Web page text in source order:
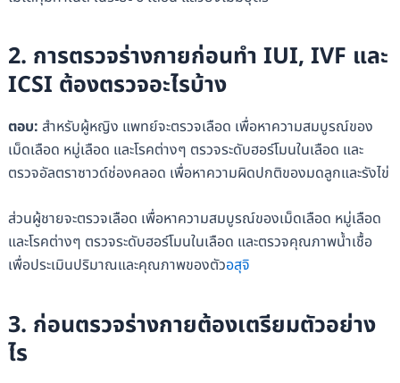
2. การตรวจร่างกายก่อนทำ IUI, IVF และ
ICSI ต้องตรวจอะไรบ้าง
ตอบ: สำหรับผู้หญิง แพทย์จะตรวจเลือด เพื่อหาความสมบูรณ์ของ
เม็ดเลือด หมู่เลือด และโรคต่างๆ ตรวจระดับฮอร์โมนในเลือด และ
ตรวจอัลตราซาวด์ช่องคลอด เพื่อหาความผิดปกติของมดลูกและรังไข่
ส่วนผู้ชายจะตรวจเลือด เพื่อหาความสมบูรณ์ของเม็ดเลือด หมู่เลือด
และโรคต่างๆ ตรวจระดับฮอร์โมนในเลือด และตรวจคุณภาพน้ำเชื้อ
เพื่อประเมินปริมาณและคุณภาพของตัวอสุจิ
3. ก่อนตรวจร่างกายต้องเตรียมตัวอย่าง
ไร